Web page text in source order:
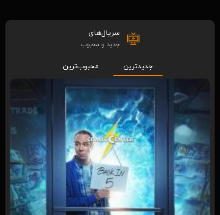
سریال‌های
جدید و محبوب
جدیدترین محبوب‌ترین